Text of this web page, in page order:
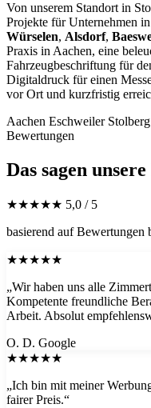
Von unserem Standort in
Projekte für Unternehmen in
Würselen, Alsdorf,
Praxis in Aachen, eine
Fahrzeugbeschriftung für
Digitaldruck für einen
vor Ort und kurzfristig
Aachen Eschweiler Stolberg
Bewertungen
Das sagen
★★★★★ 5,0 / 5
basierend auf
★★★★★
„Wir haben uns alle
Kompetente freundliche
Arbeit. Absolut
O. D. Google
★★★★★
„Ich bin mit meiner
fairer Preis.“